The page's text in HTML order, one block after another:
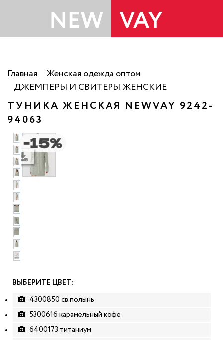
Главная
Женская одежда оптом
ДЖЕМПЕРЫ И СВИТЕРЫ ЖЕНСКИЕ
ТУНИКА ЖЕНСКАЯ NEWVAY 9242-
94063
ВЫБЕРИТЕ ЦВЕТ:
4300850 св.полынь
5300616 карамельный кофе
6400173 титаниум